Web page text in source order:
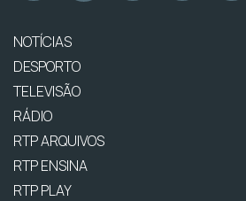
NOTÍCIAS
DESPORTO
TELEVISÃO
RÁDIO
RTP ARQUIVOS
RTP ENSINA
RTP PLAY